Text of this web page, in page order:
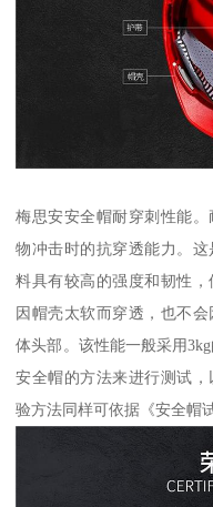
梅思安安全帽耐穿刺性能
物冲击时的抗穿透能力。
料具有较高的强度和韧性
因帽壳太软而穿透，也不
体头部。该性能一般采用
安全帽的方法来进行测试
验方法同样可依据《安全帽